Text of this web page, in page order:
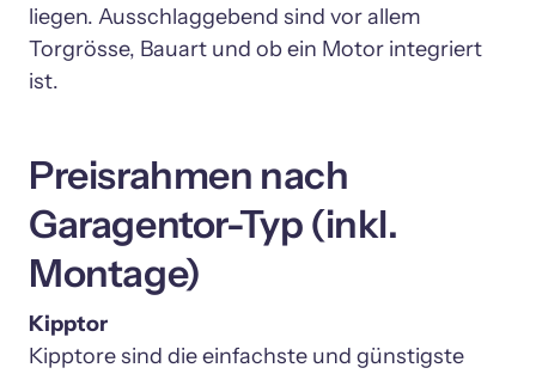
liegen. Ausschlaggebend sind vor allem
Torgrösse, Bauart und ob ein Motor integriert
Preisrahmen nach
Garagentor-Typ (inkl.
Montage)
Kipptore sind die einfachste und günstigste